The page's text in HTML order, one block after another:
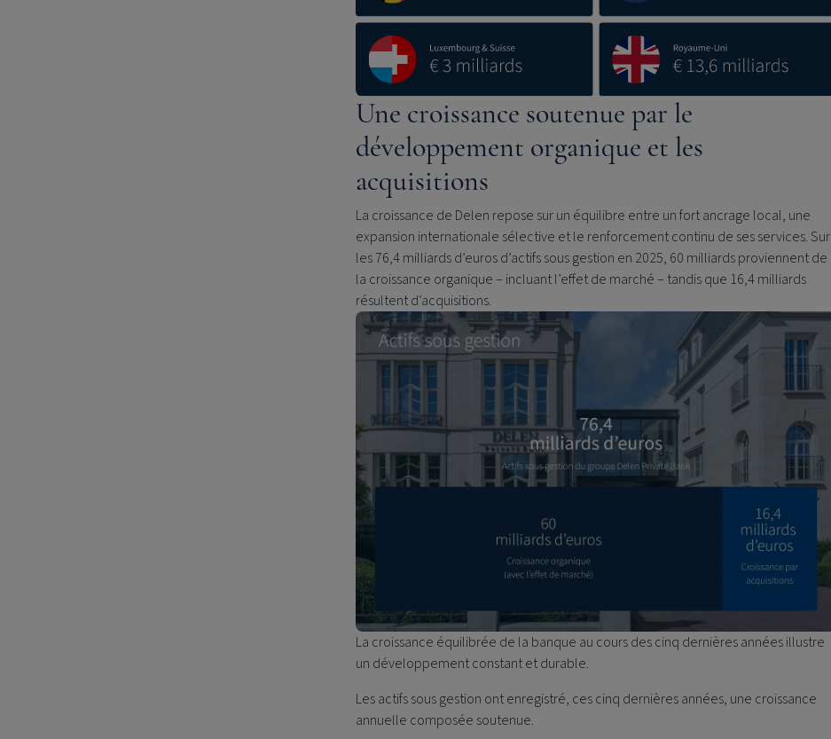
Une croissance soutenue par le
développement organique et les
acquisitions
La croissance de Delen repose sur un équilibre entre un fort ancrage local, une
expansion internationale sélective et le renforcement continu de ses services. Sur
les 76,4 milliards d’euros d’actifs sous gestion en 2025, 60 milliards proviennent de
la croissance organique – incluant l’effet de marché – tandis que 16,4 milliards
résultent d’acquisitions.
La croissance équilibrée de la banque au cours des cinq dernières années illustre
un développement constant et durable.
Les actifs sous gestion ont enregistré, ces cinq dernières années, une croissance
annuelle composée soutenue.